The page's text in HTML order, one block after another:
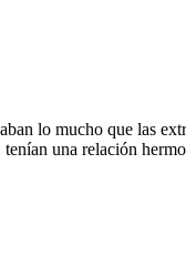
lo mucho que las
una relación